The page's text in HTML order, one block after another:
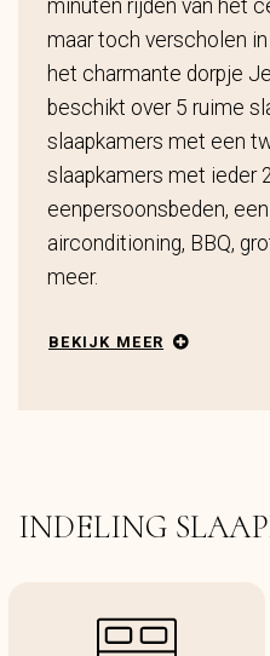
minuten rijden van het
maar toch verscholen
het charmante dorpje
beschikt over 5 ruime
slaapkamers met een
slaapkamers met ieder
eenpersoonsbeden,
airconditioning, BBQ,
meer.
BEKIJK MEER
INDELING